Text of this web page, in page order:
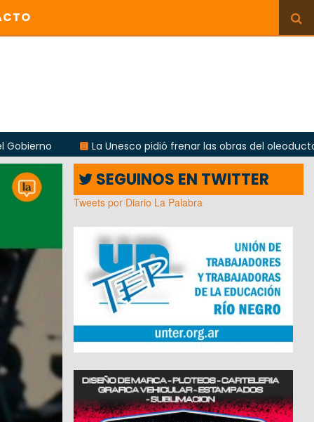
La Unesco pidió frenar las obras del oleoducto en Punta
SEGUINOS EN TWITTER
Tweets por Diario La Palabra